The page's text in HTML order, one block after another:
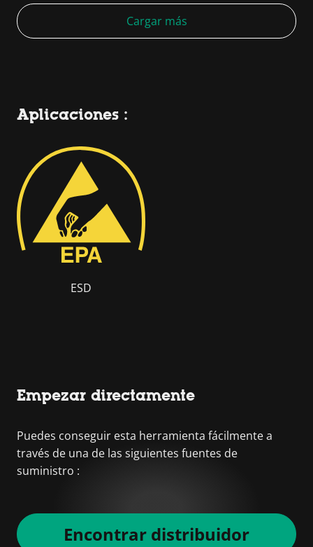
Cargar más
Aplicaciones :
ESD
Empezar directamente
Puedes conseguir esta herramienta fácilmente a
través de una de las siguientes fuentes de
suministro :
Encontrar distribuidor